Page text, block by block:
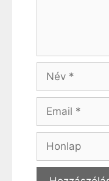
Név
Email
Honlap